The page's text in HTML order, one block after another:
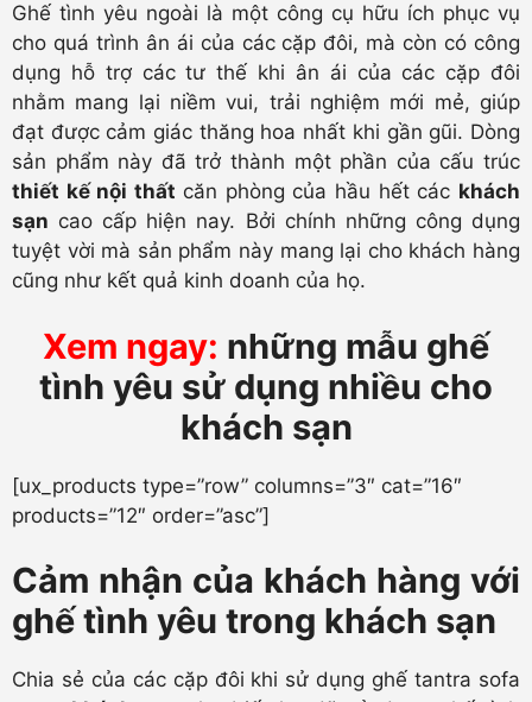
Ghế tình yêu ngoài là một công cụ hữu ích phục vụ
cho quá trình ân ái của các cặp đôi, mà còn có công
dụng hỗ trợ các tư thế khi ân ái của các cặp đôi
nhằm mang lại niềm vui, trải nghiệm mới mẻ, giúp
đạt được cảm giác thăng hoa nhất khi gần gũi. Dòng
sản phẩm này đã trở thành một phần của cấu trúc
thiết kế nội thất căn phòng của hầu hết các khách
sạn cao cấp hiện nay. Bởi chính những công dụng
tuyệt vời mà sản phẩm này mang lại cho khách hàng
cũng như kết quả kinh doanh của họ.
Xem ngay: những mẫu ghế
tình yêu sử dụng nhiều cho
khách sạn
[ux_products type=”row” columns=”3″ cat=”16″
products=”12″ order=”asc”]
Cảm nhận của khách hàng với
ghế tình yêu trong khách sạn
Chia sẻ của các cặp đôi khi sử dụng ghế tantra sofa